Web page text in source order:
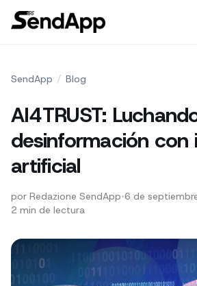
SendApp / Blog
AI4TRUST:
desinformación con
artificial
por Redazione SendApp•6 de
2 min de lectura